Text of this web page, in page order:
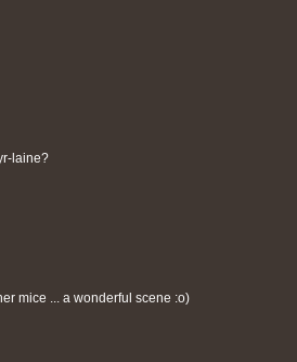
laine?
mice ... a wonderful scene :o)